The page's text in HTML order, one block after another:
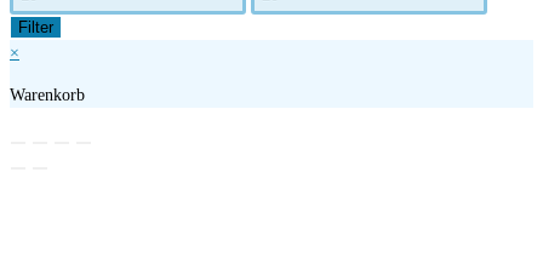
Preis
Preis
Filter
×
Warenkorb